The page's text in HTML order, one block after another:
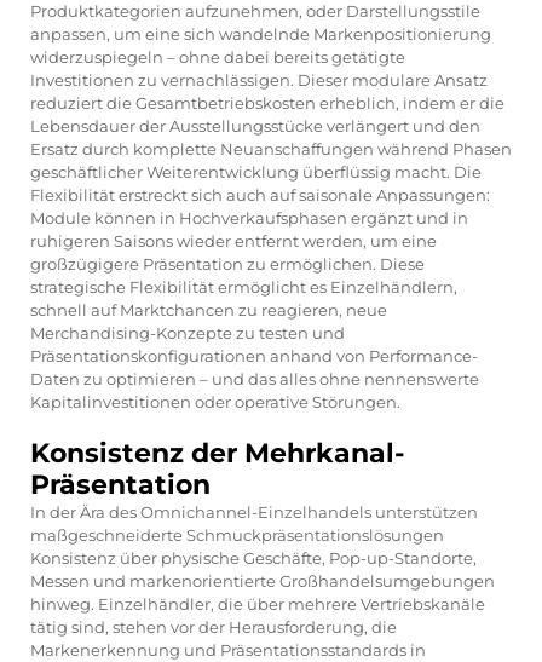
Produktkategorien aufzunehmen, oder Darstellungsstile
anpassen, um eine sich wandelnde Markenpositionierung
widerzuspiegeln – ohne dabei bereits getätigte
Investitionen zu vernachlässigen. Dieser modulare Ansatz
reduziert die Gesamtbetriebskosten erheblich, indem er die
Lebensdauer der Ausstellungsstücke verlängert und den
Ersatz durch komplette Neuanschaffungen während Phasen
geschäftlicher Weiterentwicklung überflüssig macht. Die
Flexibilität erstreckt sich auch auf saisonale Anpassungen:
Module können in Hochverkaufsphasen ergänzt und in
ruhigeren Saisons wieder entfernt werden, um eine
großzügigere Präsentation zu ermöglichen. Diese
strategische Flexibilität ermöglicht es Einzelhändlern,
schnell auf Marktchancen zu reagieren, neue
Merchandising-Konzepte zu testen und
Präsentationskonfigurationen anhand von Performance-
Daten zu optimieren – und das alles ohne nennenswerte
Kapitalinvestitionen oder operative Störungen.
Konsistenz der Mehrkanal-
Präsentation
In der Ära des Omnichannel-Einzelhandels unterstützen
maßgeschneiderte Schmuckpräsentationslösungen
Konsistenz über physische Geschäfte, Pop-up-Standorte,
Messen und markenorientierte Großhandelsumgebungen
hinweg. Einzelhändler, die über mehrere Vertriebskanäle
tätig sind, stehen vor der Herausforderung, die
Markenerkennung und Präsentationsstandards in